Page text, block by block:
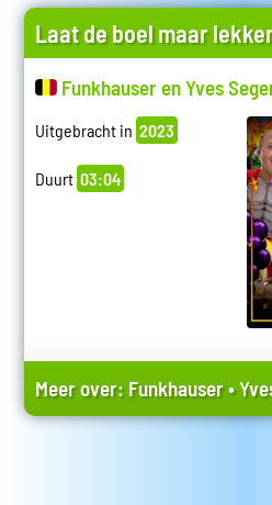
Laat de boel maar
Funkhauser en Yves
Uitgebracht in 2023
Duurt 03:04
Meer over: Funkhauser•